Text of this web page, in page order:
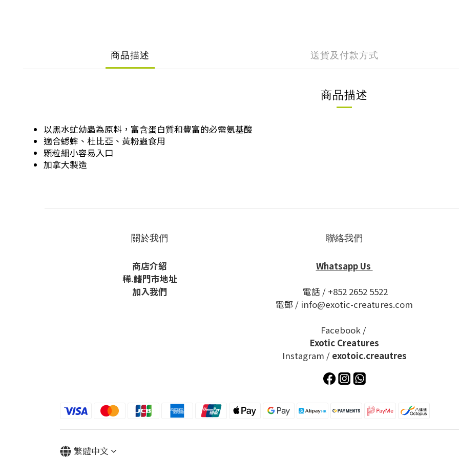
商品描述 送貨及付款方式
商品描述
以黑水虻幼蟲為原料，富含蛋白質和豐富的必需氨基酸
適合蟋蟀、杜比亞、黃粉蟲食用
顆粒細小容易入口
加拿大製造
關於我們
商店介紹
稀.鰭門市地址
加入我們
聯絡我們
Whatsapp Us
電話 / +852 2652 5522
電郵 / info@exotic-creatures.com
Facebook /
Exotic Creatures
Instagram / exotoic.creautres
繁體中文